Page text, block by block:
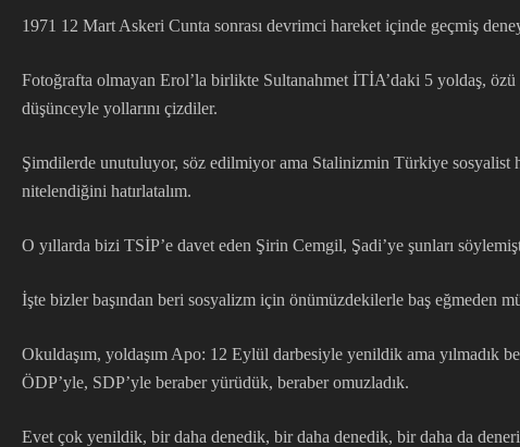
1971 12 Mart Askeri Cunta sonrası devrimci hareket içinde geçmiş
Fotoğrafta olmayan Erol’la birlikte Sultanahmet İTİA’daki 5 yoldaş,
düşünceyle yollarını çizdiler.
Şimdilerde unutuluyor, söz edilmiyor ama Stalinizmin Türkiye sosyalist
nitelendiğini hatırlatalım.
O yıllarda bizi TSİP’e davet eden Şirin Cemgil, Şadi’ye şunları
İşte bizler başından beri sosyalizm için önümüzdekilerle baş eğmeden
Okuldaşım, yoldaşım Apo: 12 Eylül darbesiyle yenildik ama yılmadık
ÖDP’yle, SDP’yle beraber yürüdük, beraber omuzladık.
Evet çok yenildik, bir daha denedik, bir daha denedik, bir daha da